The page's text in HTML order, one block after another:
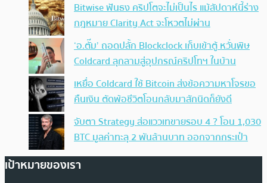
Bitwise ฟันธง คริปโตจะไม่เป็นไร แม้สัปดาห์นี้ร่าง
กฎหมาย Clarity Act จะโหวตไม่ผ่าน
‘อ.ตั๊ม’ ถอดปลั้ก Blockclock เก็บเข้าตู้ หวั่นพิษ
Coldcard ลุกลามสู่อุปกรณ์คริปโทฯ ในบ้าน
เหยื่อ Coldcard ใช้ Bitcoin ส่งข้อความหาโจรขอ
คืนเงิน ตัดพ้อชีวิตโอนกลับมาสักนิดก็ยังดี
จับตา Strategy ส่อแววเทขายรอบ 4 ? โอน 1,030
BTC มูลค่าทะลุ 2 พันล้านบาท ออกจากกระเป๋า
เป้าหมายของเรา